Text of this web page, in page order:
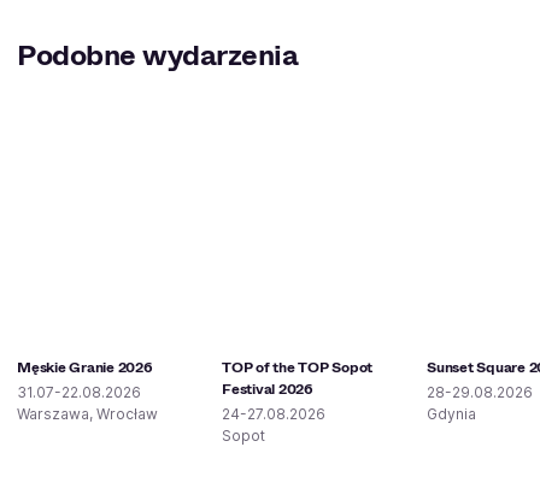
Podobne wydarzenia
Męskie Granie 2026
31.07-22.08.2026
Warszawa, Wrocław
TOP of the TOP Sopot
Festival 2026
24-27.08.2026
Sopot
Sunset Square
28-29.08.2026
Gdynia